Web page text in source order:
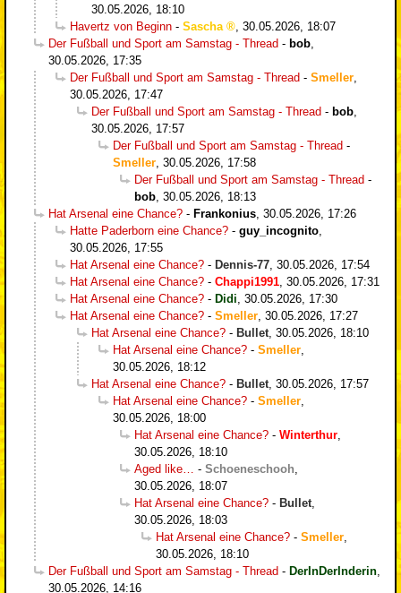
30.05.2026, 18:10
Havertz von Beginn - Sascha
30.05.2026, 18:07
Der Fußball und Sport am Samstag - Thread - bob
30.05.2026, 17:35
Der Fußball und Sport am Samstag - Thread - Smeller
30.05.2026, 17:47
Der Fußball und Sport am Samstag - Thread - bob
30.05.2026, 17:57
Der Fußball und Sport am Samstag - Thread -
Smeller 30.05.2026, 17:58
Der Fußball und Sport am Samstag - Thread -
bob 30.05.2026, 18:13
Hat Arsenal eine Chance? - Frankonius 30.05.2026, 17:26
Hatte Paderborn eine Chance? - guy_incognito
30.05.2026, 17:55
Hat Arsenal eine Chance? - Dennis-77 30.05.2026, 17:54
Hat Arsenal eine Chance? - Chappi1991 30.05.2026, 17:31
Hat Arsenal eine Chance? - Didi 30.05.2026, 17:30
Hat Arsenal eine Chance? - Smeller 30.05.2026, 17:27
Hat Arsenal eine Chance? - Bullet 30.05.2026, 18:10
Hat Arsenal eine Chance? - Smeller
30.05.2026, 18:12
Hat Arsenal eine Chance? - Bullet 30.05.2026, 17:57
Hat Arsenal eine Chance? - Smeller
30.05.2026, 18:00
Hat Arsenal eine Chance? - Winterthur
30.05.2026, 18:10
Aged like…
- Schoeneschooh
30.05.2026, 18:07
Hat Arsenal eine Chance? - Bullet
30.05.2026, 18:03
Hat Arsenal eine Chance? - Smeller
30.05.2026, 18:10
Der Fußball und Sport am Samstag - Thread - DerInDerInderin
30.05.2026, 14:16